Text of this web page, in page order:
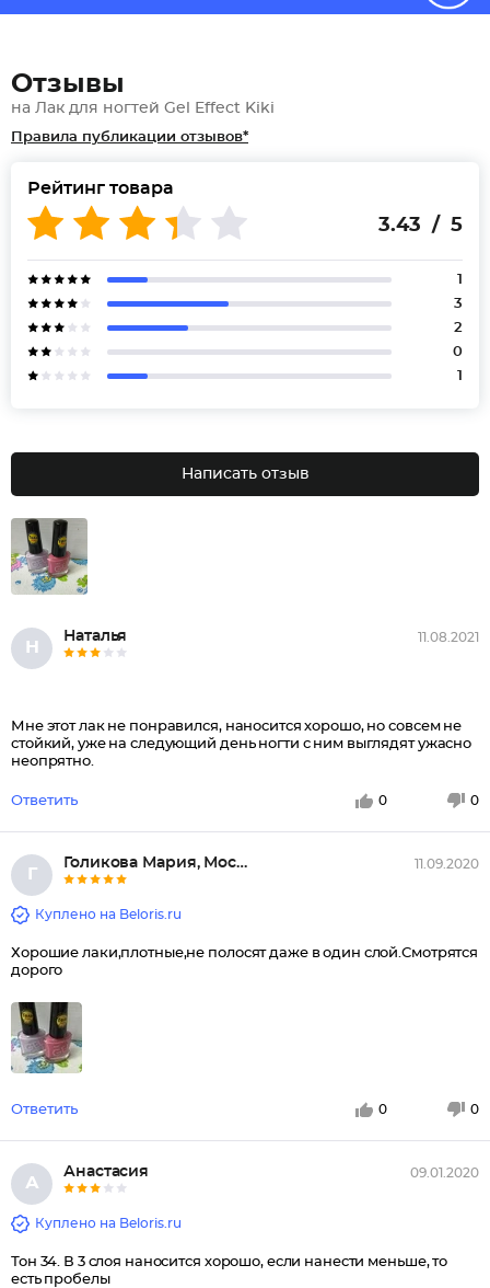
Отзывы
на Лак для ногтей Gel Effect Kiki
Правила публикации отзывов*
Рейтинг товара
3.43 / 5
1
3
2
0
1
Написать отзыв
Н
Наталья 11.08.2021
Мне этот лак не понравился, наносится хорошо, но совсем не
стойкий, уже на следующий день ногти с ним выглядят ужасно
неопрятно.
Ответить 0 0
Г
Голикова Мария, Москва 11.09.2020
Куплено на Beloris.ru
Хорошие лаки,плотные,не полосят даже в один слой.Смотрятся
дорого
Ответить 0 0
А
Анастасия 09.01.2020
Куплено на Beloris.ru
Тон 34. В 3 слоя наносится хорошо, если нанести меньше, то
есть пробелы